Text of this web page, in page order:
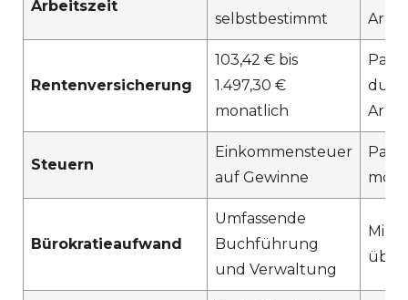
Arbeitszeit
selbstbestimmt
Rentenversicherung
103,42 € bis
1.497,30 €
monatlich
Steuern
Einkommensteuer
auf Gewinne
Bürokratieaufwand
Umfassende
Buchführung
und Verwaltung